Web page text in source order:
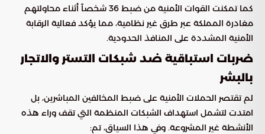
كما تمكنت القوات الأمنية من ضبط 36 شخصاً أثناء محاولتهم
مغادرة المملكة عبر طرق غير نظامية، مما يؤكد فعالية الرقابة
الأمنية المشددة على المنافذ الحدودية.
ضربات استباقية ضد شبكات التستر والاتجار
بالبشر
لم تقتصر الحملات الأمنية على ضبط المخالفين المباشرين، بل
امتدت لتشمل استهداف الشبكات المنظمة التي تقف وراء هذه
الأنشطة غير المشروعة. وفي هذا السياق، تم: